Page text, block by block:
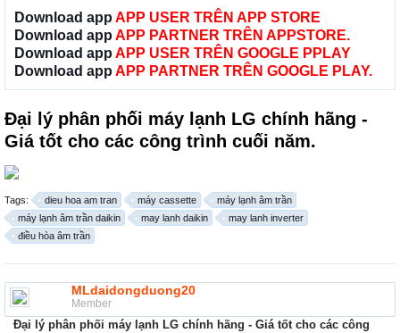
Download app APP USER TRÊN APP STORE
Download app APP PARTNER TRÊN APPSTORE.
Download app APP USER TRÊN GOOGLE PPLAY
Download app APP PARTNER TRÊN GOOGLE PLAY.
Đại lý phân phối máy lạnh LG chính hãng -
Giá tốt cho các công trình cuối năm.
Tags: dieu hoa am tran máy cassette
máy lạnh âm trần
máy lạnh âm trần daikin
may lanh daikin
may lanh inverter
điều hòa âm trần
MLdaidongduong20
Member
Đại lý phân phối máy lạnh LG chính hãng - Giá tốt cho các công